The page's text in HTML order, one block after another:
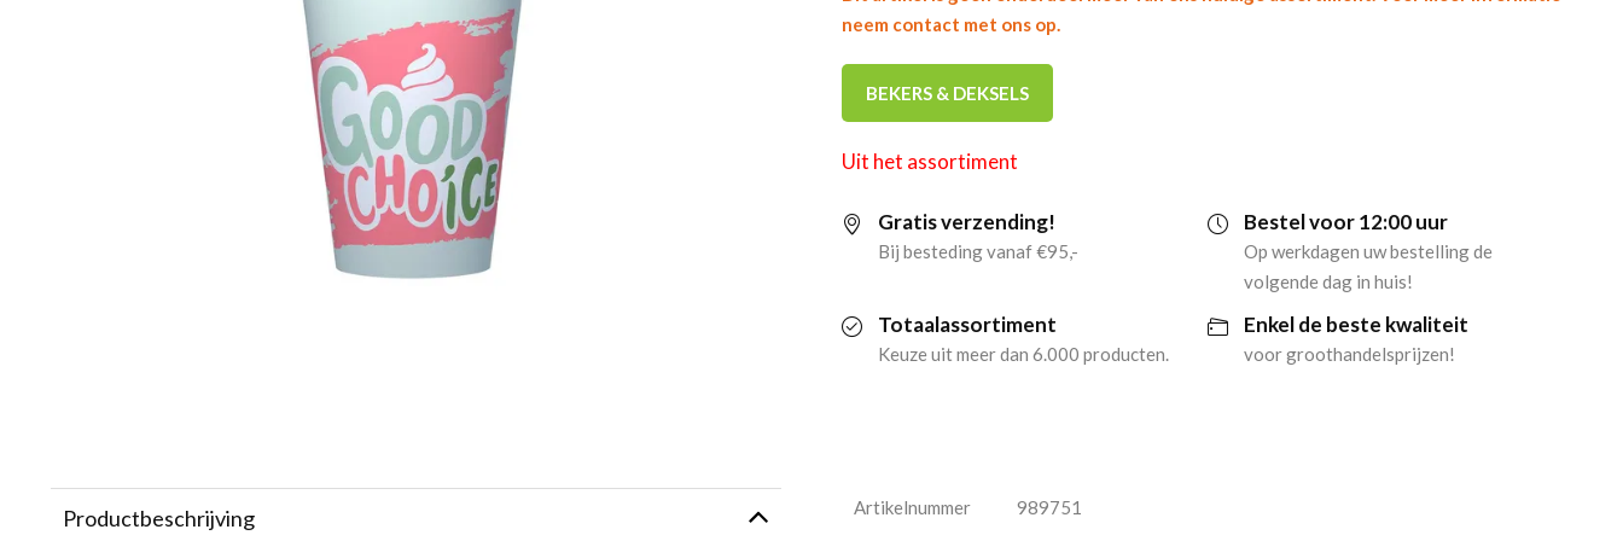
neem contact met ons op.
BEKERS & DEKSELS
Uit het assortiment
Gratis verzending!
Bij besteding vanaf €95,-
Bestel voor 12:00 uur
Op werkdagen uw bestelling de
volgende dag in huis!
Totaalassortiment
Keuze uit meer dan 6.000 producten.
Enkel de beste kwaliteit
voor groothandelsprijzen!
Productbeschrijving Artikelnummer
989751